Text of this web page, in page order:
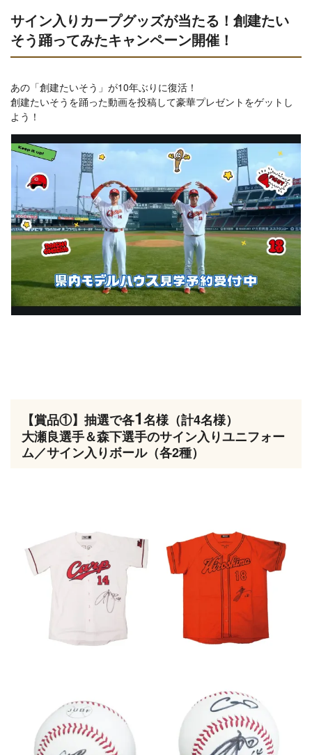
サイン入りカープグッズが当たる！創建たい
そう踊ってみたキャンペーン開催！
あの「創建たいそう」が10年ぶりに復活！
創建たいそうを踊った動画を投稿して豪華プレゼントをゲットし
よう！
【賞品①】抽選で各1名様（計4名様）
大瀬良選手＆森下選手のサイン入りユニフォー
ム／サイン入りボール（各2種）